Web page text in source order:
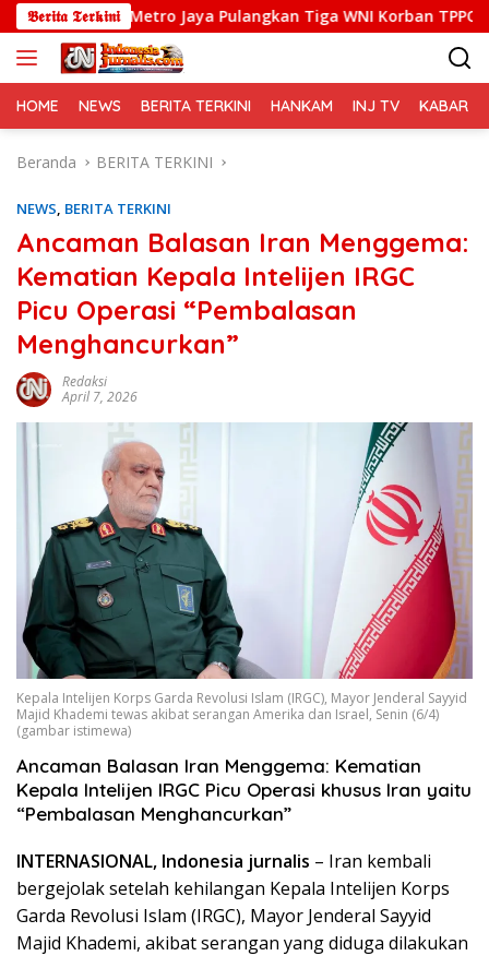
Langsung
ke
konten
𝕭𝖊𝖗𝖎𝖙𝖆 𝕿𝖊𝖗𝖐𝖎𝖓𝖎
Metro Jaya Pulangkan Tiga WNI Korban TPPO dari Libya
HOME NEWS BERITA TERKINI HANKAM INJ TV KABAR
Beranda BERITA TERKINI
NEWS, BERITA TERKINI
Ancaman Balasan Iran Menggema:
Kematian Kepala Intelijen IRGC
Picu Operasi “Pembalasan
Menghancurkan”
Redaksi
April 7, 2026
Kepala Intelijen Korps Garda Revolusi Islam (IRGC), Mayor Jenderal Sayyid
Majid Khademi tewas akibat serangan Amerika dan Israel, Senin (6/4)
(gambar istimewa)
Ancaman Balasan Iran Menggema: Kematian
Kepala Intelijen IRGC Picu Operasi khusus Iran yaitu
“Pembalasan Menghancurkan”
INTERNASIONAL, Indonesia jurnalis – Iran kembali
bergejolak setelah kehilangan Kepala Intelijen Korps
Garda Revolusi Islam (IRGC), Mayor Jenderal Sayyid
Majid Khademi, akibat serangan yang diduga dilakukan